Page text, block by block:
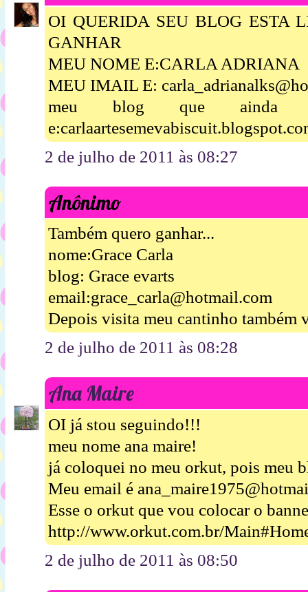
OI QUERIDA SEU BLOG ESTA
GANHAR
MEU NOME E:CARLA ADRIANA
MEU IMAIL E:
meu blog que ainda
2 de julho de 2011 às 08:27
Anônimo
Também quero ganhar...
nome:Grace Carla
blog: Grace evarts
email:grace_carla@hotmail.com
Depois visita meu cantinho também
2 de julho de 2011 às 08:28
Ana Maire
OI já stou seguindo!!!
meu nome ana maire!
já coloquei no meu orkut, pois meu
Meu email é
Esse o orkut que vou colocar o
http://www.orkut.com.br/
2 de julho de 2011 às 08:50